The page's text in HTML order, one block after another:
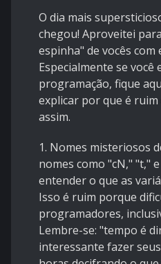
O dia mais
chegou! Aproveitei
espinha" de vocês com
Especialmente se você
programação, fique
explicar por que é
assim.
1. Nomes misteriosos
nomes como "cN," "t,"
entender o que as
Isso é ruim porque
programadores,
Lembre-se: "tempo é
interessante fazer